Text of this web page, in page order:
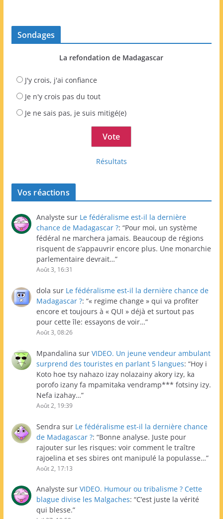
Sondages
La refondation de Madagascar
J'y crois, j'ai confiance
Je n'y crois pas du tout
Je ne sais pas, je suis mitigé(e)
Résultats
Vos réactions
Analyste sur Le fédéralisme est-il la dernière
chance de Madagascar ?: “Pour moi, un système
fédéral ne marchera jamais. Beaucoup de régions
risquent de s’appauvrir encore plus. Une monarchie
parlementaire devrait…”
Août 3, 16:31
dola sur Le fédéralisme est-il la dernière chance de
Madagascar ?: “« regime change » qui va profiter
encore et toujours à « QUI » déjà et surtout pas
pour cette île: essayons de voir…”
Août 3, 08:26
Mpandalina sur VIDEO. Un jeune vendeur ambulant
surprend des touristes en parlant 5 langues: “Hoy i
Koto hoe tsy nahazo izay nolazainy akory izy, ka
porofo izany fa mpamitaka vendramp*** fotsiny izy.
Nefa izahay…”
Août 2, 19:39
Sendra sur Le fédéralisme est-il la dernière chance
de Madagascar ?: “Bonne analyse. Juste pour
rajouter sur les risques: voir comment le traître
rajoelina et ses sbires ont manipulé la populasse…”
Août 2, 17:13
Analyste sur VIDEO. Humour ou tribalisme ? Cette
blague divise les Malgaches: “C’est juste la vérité
qui blesse.”